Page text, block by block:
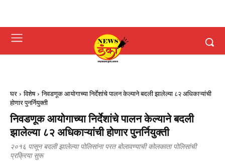
घर विशेष
निवडणूक आयोगाच्या निर्देशांचे पालन केल्याने बदली झालेल्या ८२ अधिकाऱ्यांची
होणार पुनर्नियुक्ती
निवडणूक आयोगाच्या निर्देशांचे पालन केल्याने बदली
झालेल्या ८२ अधिकाऱ्यांची होणार पुनर्नियुक्ती
२०१६ पासून बदली झालेल्या पोलिसांना परत बोलावण्याची कोलकाता पोलिसांची
प्रक्रिया सुरू